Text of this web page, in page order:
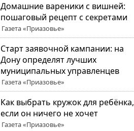
Домашние вареники с вишней:
пошаговый рецепт с секретами
Газета «Приазовье»
Старт заявочной кампании: на
Дону определят лучших
муниципальных управленцев
Газета «Приазовье»
Как выбрать кружок для ребёнка,
если он ничего не хочет
Газета «Приазовье»